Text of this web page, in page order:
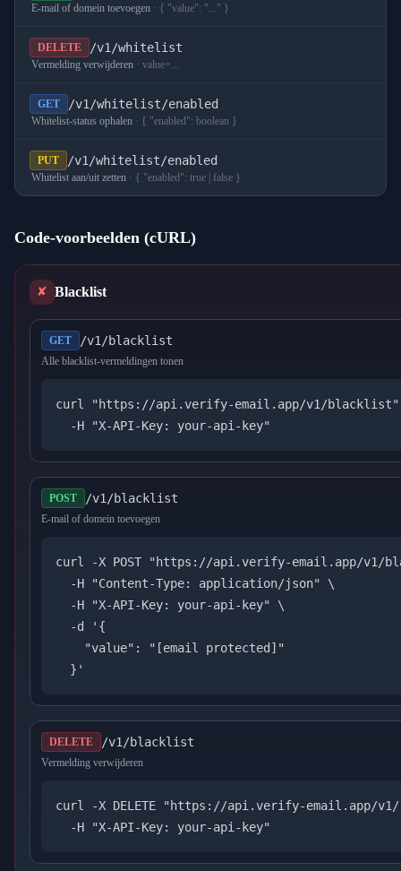
E-mail of domein toevoegen · { "value": "..." }
DELETE /v1/whitelist
Vermelding verwijderen · value=...
GET /v1/whitelist/enabled
Whitelist-status ophalen · { "enabled": boolean }
PUT /v1/whitelist/enabled
Whitelist aan/uit zetten · { "enabled": true | false }
Code-voorbeelden (cURL)
✘ Blacklist
GET /v1/blacklist
Alle blacklist-vermeldingen tonen
curl "https://api.verify-email.app/v1/
  -H "X-API-Key: your-api-key"
POST /v1/blacklist
E-mail of domein toevoegen
curl -X POST "https://api.verify-email.app/v1/
  -H "Content-Type: application/json" \
  -H "X-API-Key: your-api-key" \
  -d '{
    "value": "
[email protected] "
  }'
DELETE /v1/blacklist
Vermelding verwijderen
curl -X DELETE "https://api.verify-email.app/v1/
  -H "X-API-Key: your-api-key"